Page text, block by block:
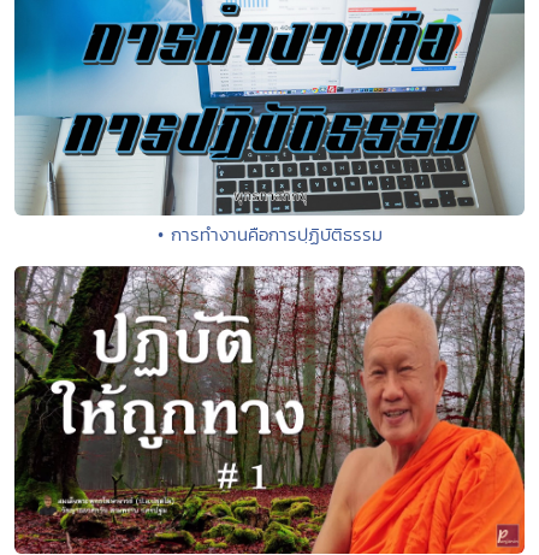
• การทำงานคือการปฺฏิบัติธรรม